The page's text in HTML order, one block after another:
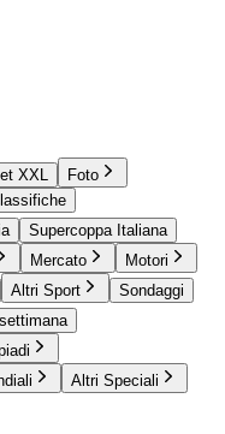
XXL
Foto
Supercoppa Italiana
Mercato
Motori
Altri Sport
Sondaggi
Altri Speciali